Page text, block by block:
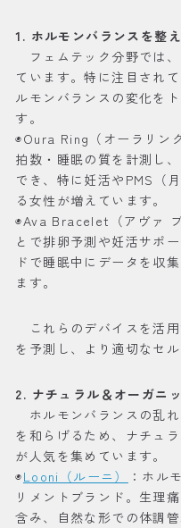
1. ホルモンバランスを整
フェムテック分野では
ています。特に注目され
ルモンバランスの変化を
す。
◉Oura Ring（オーラリン
拍数・睡眠の質を計測し
でき、特に妊活やPMS（
る女性が増えています。
◉Ava Bracelet（アヴァ
とで排卵予測や妊活サポ
ドで睡眠中にデータを収
ます。
これらのデバイスを活
を予測し、より適切なセ
2. ナチュラル＆オーガニ
ホルモンバランスの乱
を和らげるため、ナチュ
が人気を集めています。
◉Looni（ルーニ）
：ホル
リメントブランド。生理
含み、自然な形での体調